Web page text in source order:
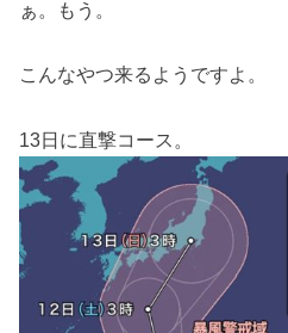
ぁ。もう。
こんなやつ来るようですよ。
13日に直撃コース。